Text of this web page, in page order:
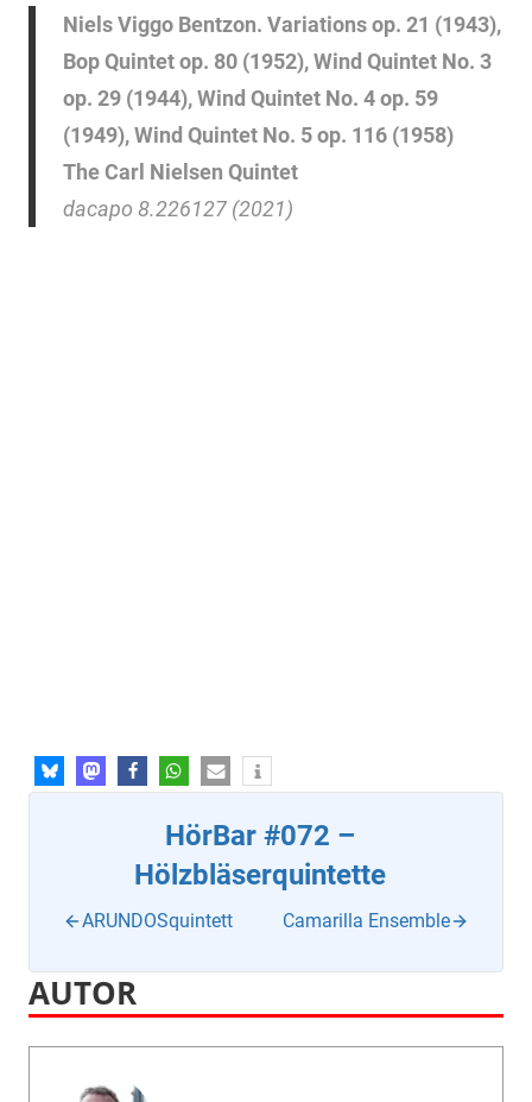
Niels Viggo Bentzon. Variations op. 21 (1943),
Bop Quintet op. 80 (1952), Wind Quintet No. 3
op. 29 (1944), Wind Quintet No. 4 op. 59
(1949), Wind Quintet No. 5 op. 116 (1958)
The Carl Nielsen Quintet
dacapo 8.226127 (2021)
HörBar #072 –
Hölzbläserquintette
ARUNDOSquintett Camarilla Ensemble
AUTOR